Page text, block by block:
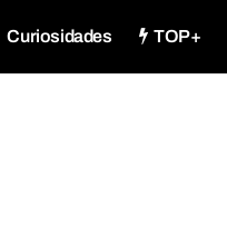
Curiosidades TOP+